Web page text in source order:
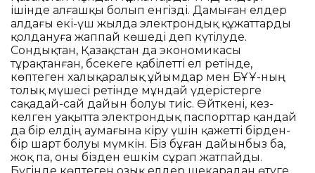
ішінде алғашқы болып енгізді. Дамыған елдер
алдағы екі-үш жылда электрондық құжаттарды
қолдануға жаппай көшеді деп күтілуде.
Сондықтан, Қазақстан да экономикасы
тұрақтанған, бәсекеге қабілетті ел ретінде,
көптеген халықаралық ұйымдар мен БҰҰ-ның
толық мүшесі ретінде мұндай үдерістерге
сақадай-сай дайын болуы тиіс. Өйткені, кез-
келген уақытта электрондық паспорттар қандай
да бір елдің аумағына кіру үшін қажетті бірден-
бір шарт болуы мүмкін. Біз бұған дайынбыз ба,
жоқ па, оны бізден ешкім сұрап жатпайды.
Бүгінде көптеген озық елдер шекарадан өтуге